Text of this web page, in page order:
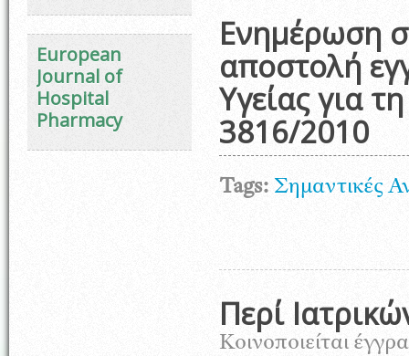
European
Journal of
Hospital
Pharmacy
Ενημέρωση
αποστολή
Υγείας για
3816/2010
Tags: Σημαντικές
Περί
Κοινοποιείται